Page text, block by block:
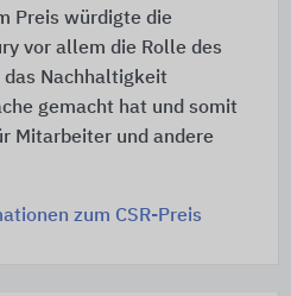
Preis würdigte die
vor allem die Rolle des
das Nachhaltigkeit
gemacht hat und somit
Mitarbeiter und andere
zum CSR-Preis